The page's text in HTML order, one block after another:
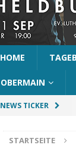
HOME
OBERMAIN
NEWS TICKER
STARTSEITE